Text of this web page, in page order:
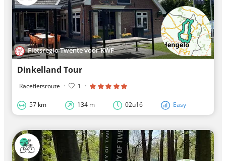
Fietsregio Twente voor KWF
Dinkelland Tour
Racefietsroute · 1 ·
57 km 134 m 02u16 Easy